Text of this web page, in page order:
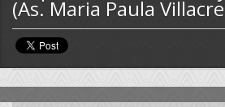
PRENSA
PARTICIPACIÓN
RELACIONES INTERNACIONALES
AGENDA
(As. Maria Paula